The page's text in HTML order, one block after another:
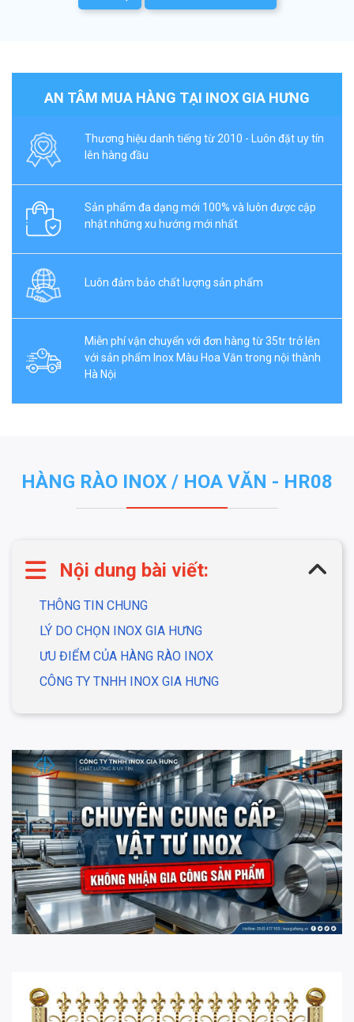
AN TÂM MUA HÀNG TẠI INOX GIA HƯNG
Thương hiệu danh tiếng từ 2010 - Luôn đặt uy tín
lên hàng đầu
Sản phẩm đa dạng mới 100% và luôn được cập
nhật những xu hướng mới nhất
Luôn đảm bảo chất lượng sản phẩm
Miễn phí vận chuyển với đơn hàng từ 35tr trở lên
với sản phẩm Inox Màu Hoa Văn trong nội thành
Hà Nội
HÀNG RÀO INOX / HOA VĂN - HR08
Nội dung bài viết:
THÔNG TIN CHUNG
LÝ DO CHỌN INOX GIA HƯNG
ƯU ĐIỂM CỦA HÀNG RÀO INOX
CÔNG TY TNHH INOX GIA HƯNG